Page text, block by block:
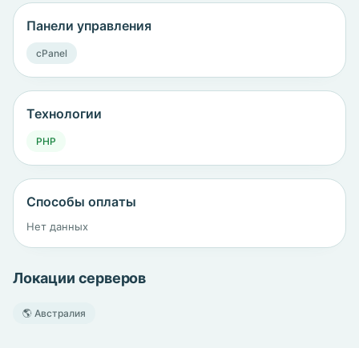
Панели управления
cPanel
Технологии
PHP
Способы оплаты
Нет данных
Локации серверов
🌎 Австралия